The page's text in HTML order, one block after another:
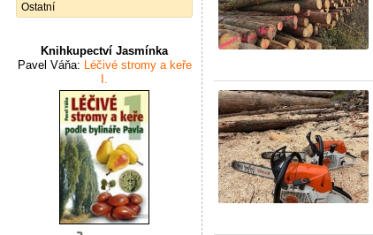
Ostatní
Knihkupectví Jasmínka
Pavel Váňa: Léčivé stromy a keře
I.